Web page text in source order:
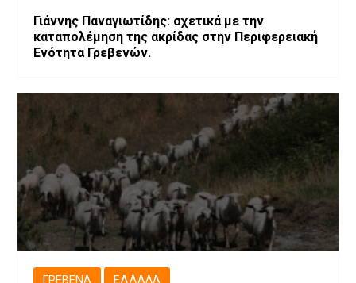
Γιάννης Παναγιωτίδης: σχετικά με την
καταπολέμηση της ακρίδας στην Περιφερειακή
Ενότητα Γρεβενών.
ΓΡΕΒΕΝΆ ΕΛΛΆΔΑ